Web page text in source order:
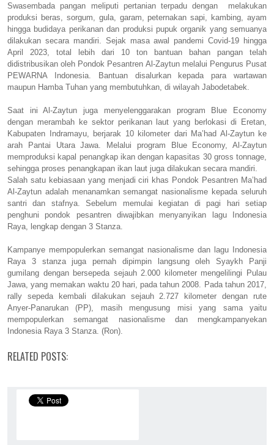
Swasembada pangan meliputi pertanian terpadu dengan melakukan
produksi beras, sorgum, gula, garam, peternakan sapi, kambing, ayam
hingga budidaya perikanan dan produksi pupuk organik yang semuanya
dilakukan secara mandiri. Sejak masa awal pandemi Covid-19 hingga
April 2023, total lebih dari 10 ton bantuan bahan pangan telah
didistribusikan oleh Pondok Pesantren Al-Zaytun melalui Pengurus Pusat
PEWARNA Indonesia. Bantuan disalurkan kepada para wartawan
maupun Hamba Tuhan yang membutuhkan, di wilayah Jabodetabek.
Saat ini Al-Zaytun juga menyelenggarakan program Blue Economy
dengan merambah ke sektor perikanan laut yang berlokasi di Eretan,
Kabupaten Indramayu, berjarak 10 kilometer dari Ma’had Al-Zaytun ke
arah Pantai Utara Jawa. Melalui program Blue Economy, Al-Zaytun
memproduksi kapal penangkap ikan dengan kapasitas 30 gross tonnage,
sehingga proses penangkapan ikan laut juga dilakukan secara mandiri.
Salah satu kebiasaan yang menjadi ciri khas Pondok Pesantren Ma’had
Al-Zaytun adalah menanamkan semangat nasionalisme kepada seluruh
santri dan stafnya. Sebelum memulai kegiatan di pagi hari setiap
penghuni pondok pesantren diwajibkan menyanyikan lagu Indonesia
Raya, lengkap dengan 3 Stanza.
Kampanye mempopulerkan semangat nasionalisme dan lagu Indonesia
Raya 3 stanza juga pernah dipimpin langsung oleh Syaykh Panji
gumilang dengan bersepeda sejauh 2.000 kilometer mengelilingi Pulau
Jawa, yang memakan waktu 20 hari, pada tahun 2008. Pada tahun 2017,
rally sepeda kembali dilakukan sejauh 2.727 kilometer dengan rute
Anyer-Panarukan (PP), masih mengusung misi yang sama yaitu
mempopulerkan semangat nasionalisme dan mengkampanyekan
Indonesia Raya 3 Stanza. (Ron).
RELATED POSTS: